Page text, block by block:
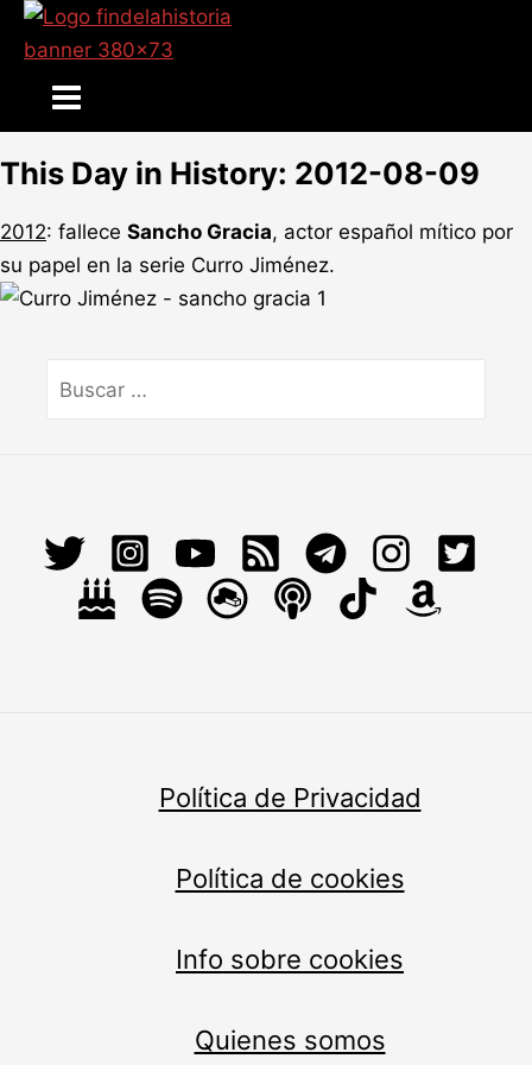
contenido
Main
Menu
This Day in History: 2012-08-09
2012: fallece Sancho Gracia, actor español mítico por
su papel en la serie Curro Jiménez.
por:
Política de Privacidad
Política de cookies
Info sobre cookies
Quienes somos